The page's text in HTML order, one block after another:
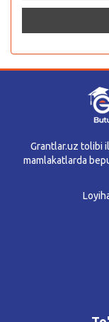
Grantlar.uz tolibi
mamlakatlarda